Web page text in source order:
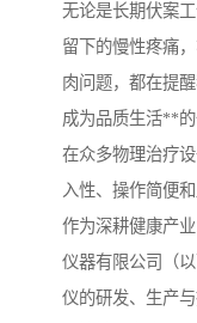
无论是长期伏案
留下的慢性疼痛
肉问题，都在提
成为品质生活**的
在众多物理治疗
入性、操作简便
作为深耕健康产
仪器有限公司（
仪的研发、生产